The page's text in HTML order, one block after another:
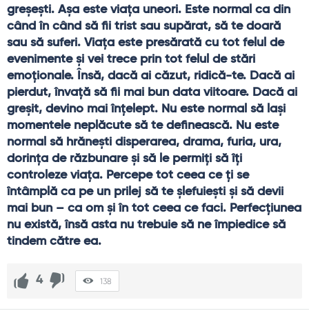
greşeşti. Aşa este viaţa uneori. Este normal ca din
când în când să fii trist sau supărat, să te doară
sau să suferi. Viaţa este presărată cu tot felul de
evenimente şi vei trece prin tot felul de stări
emoţionale. Însă, dacă ai căzut, ridică-te. Dacă ai
pierdut, învaţă să fii mai bun data viitoare. Dacă ai
greşit, devino mai înţelept. Nu este normal să laşi
momentele neplăcute să te definească. Nu este
normal să hrăneşti disperarea, drama, furia, ura,
dorinţa de răzbunare şi să le permiţi să îţi
controleze viaţa. Percepe tot ceea ce ţi se
întâmplă ca pe un prilej să te şlefuieşti şi să devii
mai bun – ca om şi în tot ceea ce faci. Perfecţiunea
nu există, însă asta nu trebuie să ne împiedice să
tindem către ea.
4 138